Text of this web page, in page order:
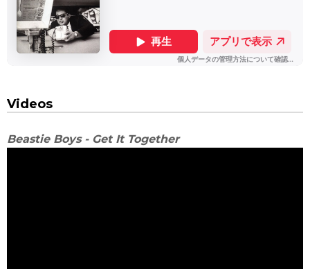
Videos
Beastie Boys - Get It Together